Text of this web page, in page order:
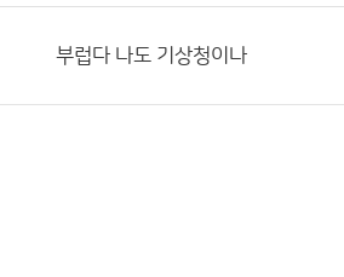
부럽다 나도 기상청이나